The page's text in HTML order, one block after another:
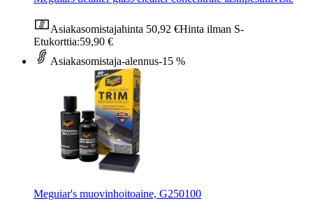
Asiakasomistajahinta 50,92 €Hinta ilman S-
Etukorttia:59,90 €
Asiakasomistaja-alennus-15 %
Meguiar's muovinhoitoaine, G250100